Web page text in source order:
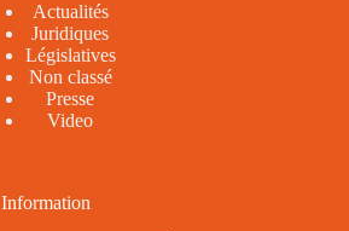
Actualités
Juridiques
Législatives
Non classé
Presse
Video
Information